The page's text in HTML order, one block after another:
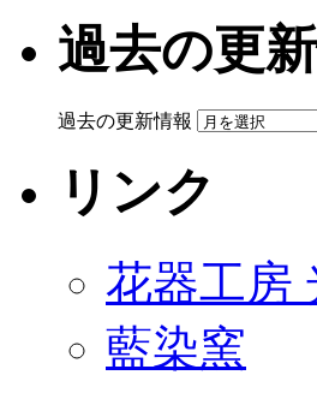
過去の更
過去の更新情報
リンク
花器工房
藍染窯